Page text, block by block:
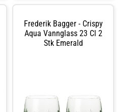
Frederik Bagger - Crispy
Aqua Vannglass 23 Cl 2
Stk Emerald